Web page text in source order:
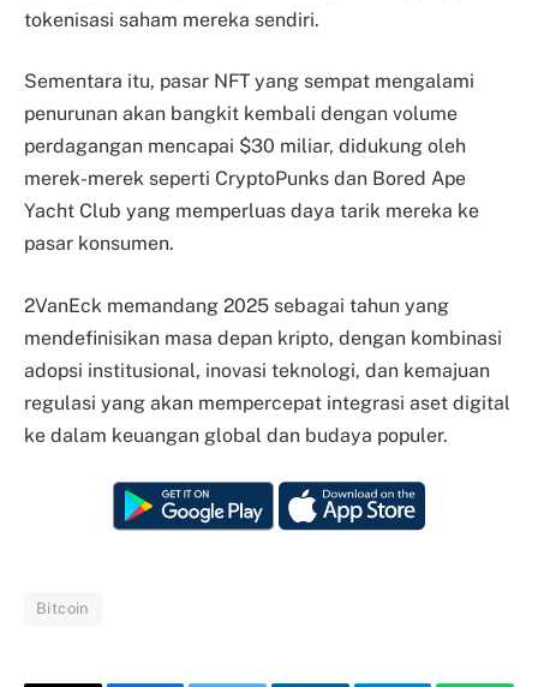
tokenisasi saham mereka sendiri.
Sementara itu, pasar NFT yang sempat mengalami
penurunan akan bangkit kembali dengan volume
perdagangan mencapai $30 miliar, didukung oleh
merek-merek seperti CryptoPunks dan Bored Ape
Yacht Club yang memperluas daya tarik mereka ke
pasar konsumen.
2VanEck memandang 2025 sebagai tahun yang
mendefinisikan masa depan kripto, dengan kombinasi
adopsi institusional, inovasi teknologi, dan kemajuan
regulasi yang akan mempercepat integrasi aset digital
ke dalam keuangan global dan budaya populer.
Bitcoin